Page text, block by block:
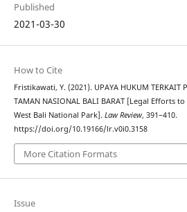
Published
2021-03-30
How to Cite
Fristikawati, Y. (2021). UPAYA HUKUM TERKAIT
TAMAN NASIONAL BALI BARAT [Legal Efforts
West Bali National Park]. Law Review, 391–410.
https://doi.org/10.19166/lr.v0i0.3158
More Citation Formats
Issue